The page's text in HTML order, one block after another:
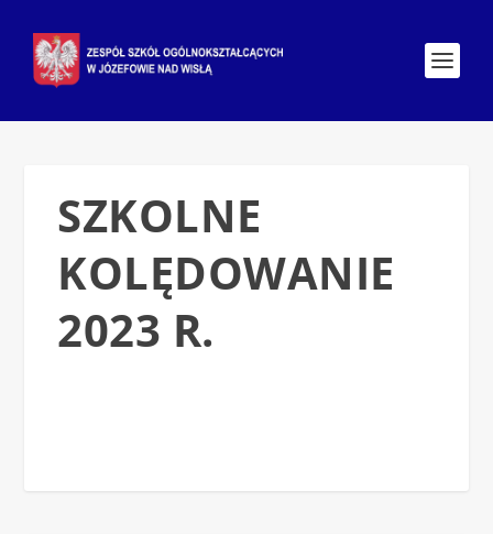
SZKOLNE
KOLĘDOWANIE
2023 R.